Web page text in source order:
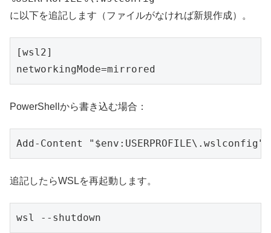
に以下を追記します（ファイルがなければ新規作成）。
[wsl2]
networkingMode=mirrored
PowerShellから書き込む場合：
Add-Content
追記したらWSLを再起動します。
wsl --shutdown